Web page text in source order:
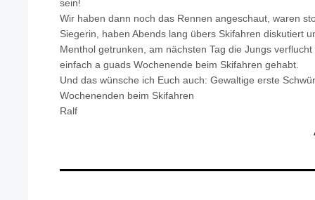
sein!
Wir haben dann noch das Rennen angeschaut, waren
Siegerin, haben Abends lang übers Skifahren diskutiert
Menthol getrunken, am nächsten Tag die Jungs
einfach a guads Wochenende beim Skifahren gehabt.
Und das wünsche ich Euch auch: Gewaltige erste
Wochenenden beim Skifahren
Ralf